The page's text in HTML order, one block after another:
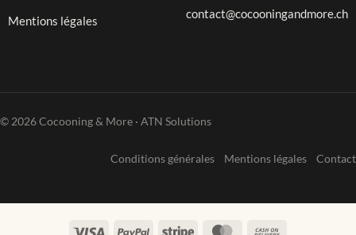
Mentions légales contact@cocooningandmore.ch
© 2026 Cocooning & More · ATN Solutions
Conditions générales Mentions légales Contact
Visa PayPal Stripe MasterCard